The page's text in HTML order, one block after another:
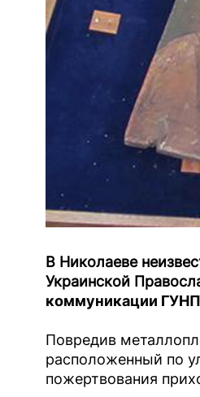
В Николаеве
Украинской
коммуникации
Повредив
расположенный по
пожертвования